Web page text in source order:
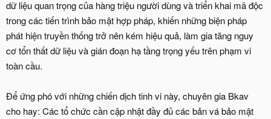
dữ liệu quan trọng của hàng triệu người dùng và triển khai mã độc
trong các tiến trình bảo mật hợp pháp, khiến những biện pháp
phát hiện truyền thống trở nên kém hiệu quả, làm gia tăng nguy
cơ tổn thất dữ liệu và gián đoạn hạ tầng trọng yếu trên phạm vi
toàn cầu.
Để ứng phó với những chiến dịch tinh vi này, chuyên gia Bkav
cho hay: Các tổ chức cần cập nhật đầy đủ các bản vá bảo mật